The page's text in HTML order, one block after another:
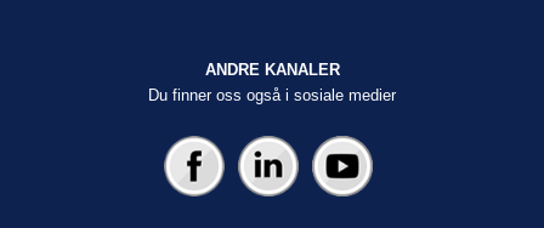
ANDRE KANALER
Du finner oss også i sosiale medier